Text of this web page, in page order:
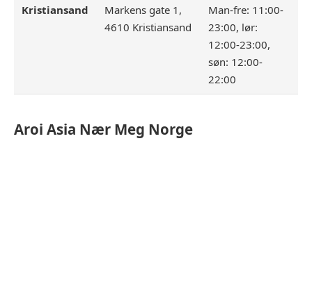
Kristiansand
Markens gate 1,
4610 Kristiansand
Man-fre: 11:00-
23:00, lør:
12:00-23:00,
søn: 12:00-
22:00
Aroi Asia Nær Meg Norge